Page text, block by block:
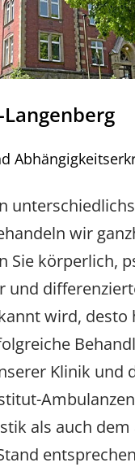
wir
Sie körperlich,
und
wird, desto
Klinik und
als auch